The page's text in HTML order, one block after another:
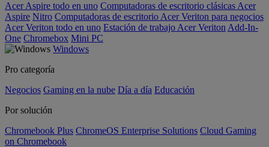
Acer Aspire todo en uno Computadoras de escritorio clásicas Acer
Aspire Nitro Computadoras de escritorio Acer Veriton para negocios
Acer Veriton todo en uno Estación de trabajo Acer Veriton Add-In-
One Chromebox Mini PC
Windows
Pro categoría
Negocios Gaming en la nube Día a día Educación
Por solución
Chromebook Plus ChromeOS Enterprise Solutions Cloud Gaming
on Chromebook